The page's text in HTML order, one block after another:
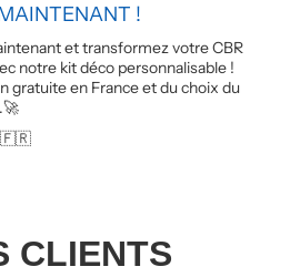
!
et transformez votre CBR
notre kit déco personnalisable !
gratuite en France et du choix du
🇫🇷
CLIENTS